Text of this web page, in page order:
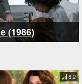
(1986)
8.2